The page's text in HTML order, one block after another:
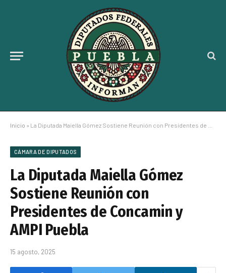
Inicio » La Diputada Maiella Gómez Sostiene Reunión con Presidentes de Concamin y AMPI Puebla
CÁMARA DE DIPUTADOS
La Diputada Maiella Gómez
Sostiene Reunión con
Presidentes de Concamin y
AMPI Puebla
15 agosto, 2025